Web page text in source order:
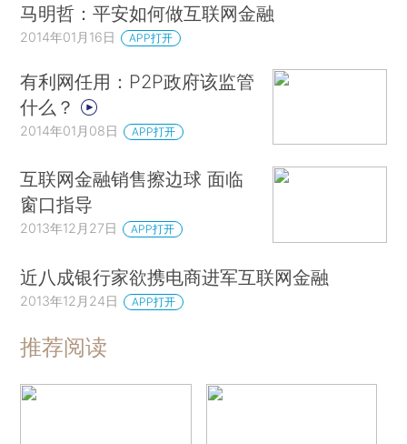
马明哲：平安如何做互联网金融
2014年01月16日 APP打开
有利网任用：P2P政府该监管
什么？
2014年01月08日 APP打开
互联网金融销售擦边球 面临
窗口指导
2013年12月27日 APP打开
近八成银行家欲携电商进军互联网金融
2013年12月24日 APP打开
推荐阅读